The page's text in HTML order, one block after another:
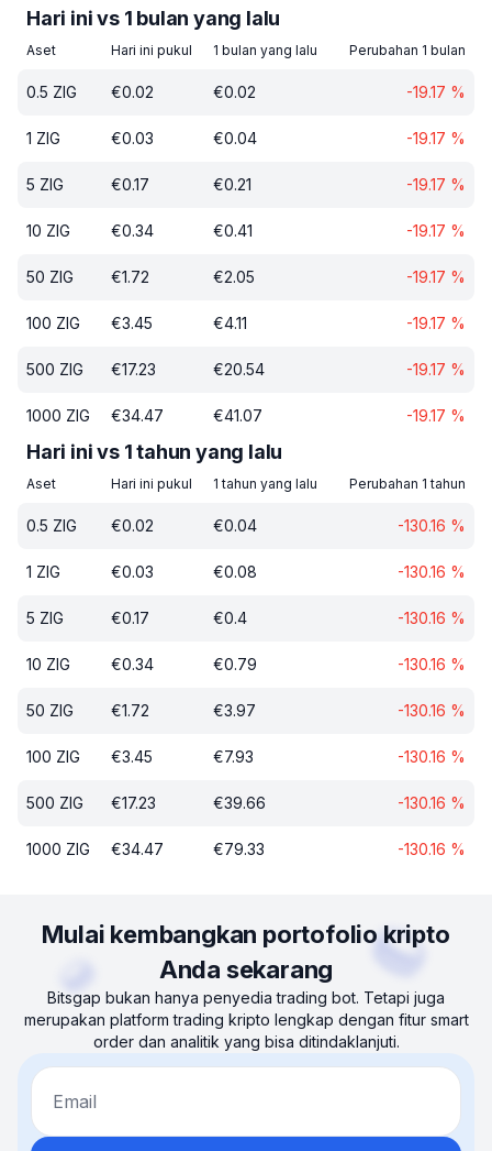
Hari ini vs 1 bulan yang lalu
Aset Hari ini pukul 1 bulan yang lalu Perubahan 1 bulan
0.5 ZIG €0.02 €0.02 -19.17 %
1 ZIG €0.03 €0.04 -19.17 %
5 ZIG €0.17 €0.21 -19.17 %
10 ZIG €0.34 €0.41 -19.17 %
50 ZIG €1.72 €2.05 -19.17 %
100 ZIG €3.45 €4.11 -19.17 %
500 ZIG €17.23 €20.54 -19.17 %
1000 ZIG €34.47 €41.07 -19.17 %
Hari ini vs 1 tahun yang lalu
Aset Hari ini pukul 1 tahun yang lalu Perubahan 1 tahun
0.5 ZIG €0.02 €0.04 -130.16 %
1 ZIG €0.03 €0.08 -130.16 %
5 ZIG €0.17 €0.4 -130.16 %
10 ZIG €0.34 €0.79 -130.16 %
50 ZIG €1.72 €3.97 -130.16 %
100 ZIG €3.45 €7.93 -130.16 %
500 ZIG €17.23 €39.66 -130.16 %
1000 ZIG €34.47 €79.33 -130.16 %
Mulai kembangkan portofolio kripto
Anda sekarang
Bitsgap bukan hanya penyedia trading bot. Tetapi juga
merupakan platform trading kripto lengkap dengan fitur smart
order dan analitik yang bisa ditindaklanjuti.
Email